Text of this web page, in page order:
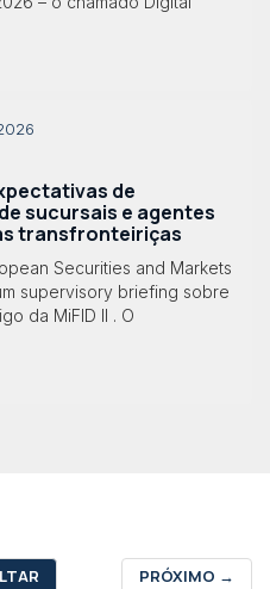
de
sucursais e agentes
transfronteiriças
Securities and Markets
supervisory briefing sobre
da MiFID II . O
PRÓXIMO →